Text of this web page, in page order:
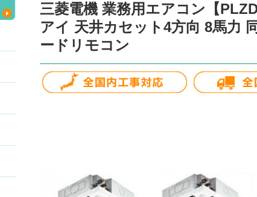
三菱電機 業務用エアコン【
アイ 天井カセット4方向 8馬力
ードリモコン